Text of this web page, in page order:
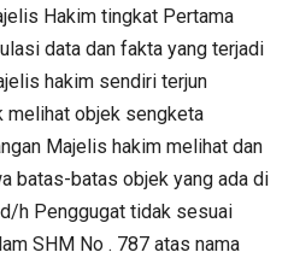
Hakim tingkat Pertama
data dan fakta yang terjadi
hakim sendiri terjun
melihat objek sengketa
Majelis hakim melihat dan
batas-batas objek yang ada di
h Penggugat tidak sesuai
SHM No . 787 atas nama